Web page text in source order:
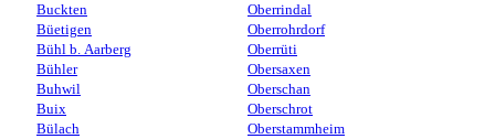
Buckten
Büetigen
Bühl b. Aarberg
Bühler
Buhwil
Buix
Bülach
Oberrindal
Oberrohrdorf
Oberrüti
Obersaxen
Oberschan
Oberschrot
Oberstammheim